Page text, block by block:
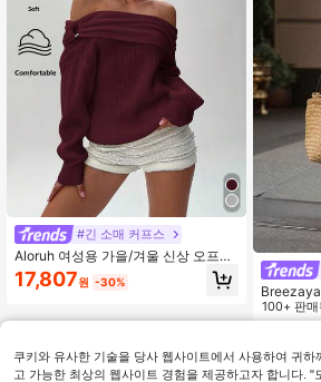
#긴 소매 커프스
Aloruh 여성용 가을/겨울 신상 오프숄
더 디자인 오픈 숄더 긴팔 니트 스웨터
17,807원 -30%
루즈 와이
롱 팬츠,
봄 여름
근, 일상
맨틱, 데
100+ 판매
쿠키와 유사한 기술을 당사 웹사이트에서 사용하여 귀
고 가능한 최상의 웹사이트 경험을 제공하고자 합니다. "